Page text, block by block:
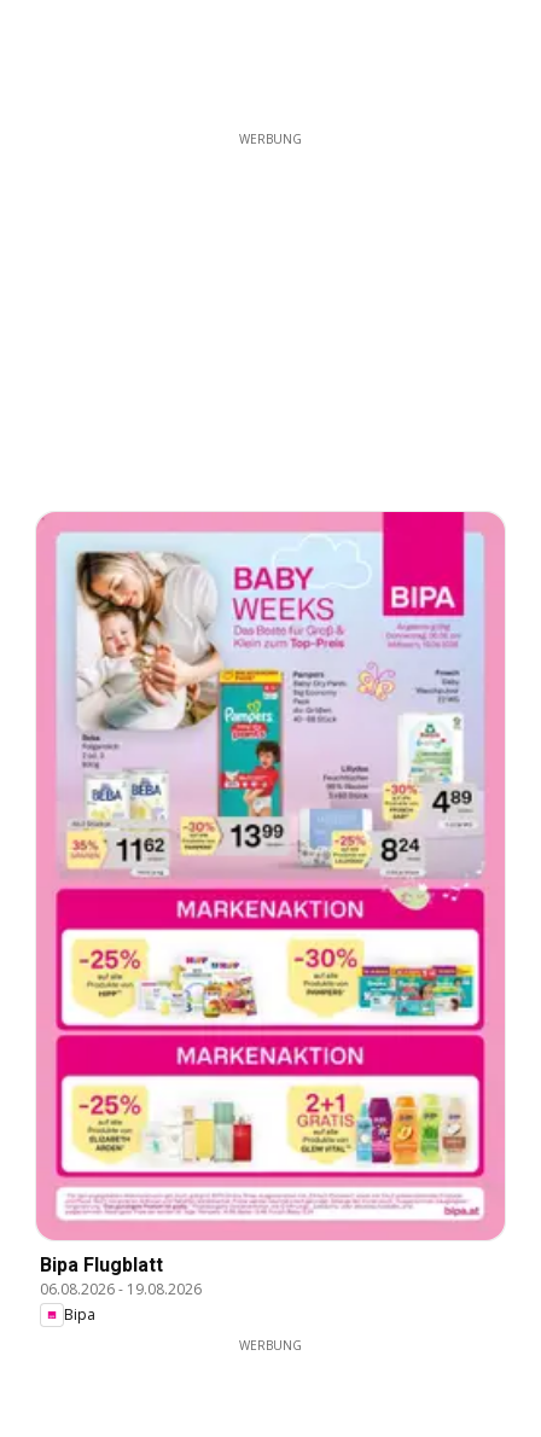
WERBUNG
Bipa Flugblatt
06.08.2026- 19.08.2026
Bipa
WERBUNG